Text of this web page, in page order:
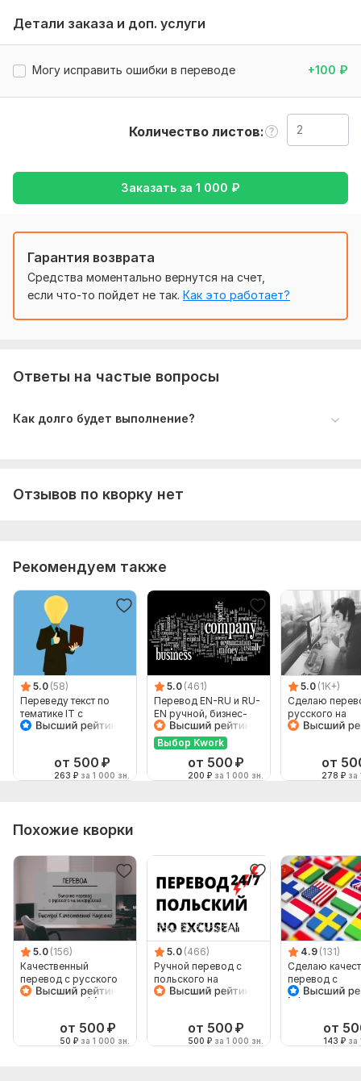
Тематика: Красота и мода,Культура и искусство,
Язык перевода:
Объем услуги в кворке: 2 листа
Детали заказа и доп. услуги
Могу исправить ошибки в переводе +100 ₽
Количество листов
Заказать за 1 000 ₽
Гарантия возврата
Средства моментально вернутся на счет,
если что-то пойдет не так. Как это работает?
Ответы на частые вопросы
Как долго будет выполнение?
Отзывов по кворку нет
Рекомендуем также
5.0 (58)
Переведу текст по
тематике IT с
английского на
от 500 ₽
263 ₽ за 1 000 зн.
5.0 (461)
Перевод EN-RU и RU-
EN ручной, бизнес-
английский
Выбор Kwork
от 500 ₽
200 ₽ за 1 000 зн.
5.0 (1K+)
Сделаю
русского на
английский и
от
278 ₽ за
Похожие кворки
5.0 (156)
Качественный
перевод с русского
языка на белорусский
от 500 ₽
50 ₽ за 1 000 зн.
5.0 (466)
Ручной перевод с
польского на
польский
от 500 ₽
500 ₽ за 1 000 зн.
4.9 (131)
Сделаю
перевод с
украинского
от
143 ₽ за